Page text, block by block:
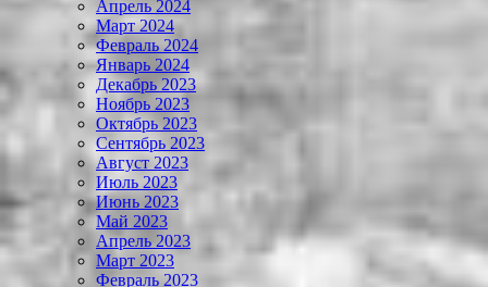
Апрель 2024
Март 2024
Февраль 2024
Январь 2024
Декабрь 2023
Ноябрь 2023
Октябрь 2023
Сентябрь 2023
Август 2023
Июль 2023
Июнь 2023
Май 2023
Апрель 2023
Март 2023
Февраль 2023